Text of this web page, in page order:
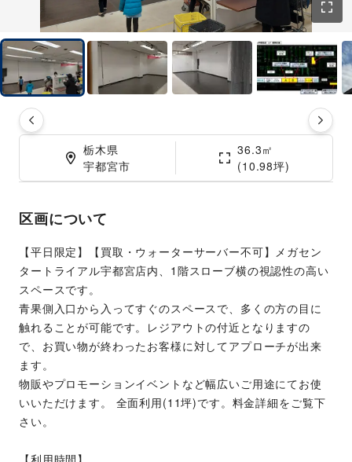
栃木県
宇都宮市
36.3㎡
(10.98坪)
区画について
【平日限定】【買取・ウォーターサーバー不可】メガセン
タートライアル宇都宮店内、1階スローブ横の視認性の高い
スペースです。
青果側入口から入ってすぐのスペースで、多くの方の目に
触れることが可能です。レジアウトの付近となりますの
で、お買い物が終わったお客様に対してアプローチが出来
ます。
物販やプロモーションイベントなど幅広いご用途にてお使
いいただけます。 全面利用(11坪)です。料金詳細をご覧下
さい。
【利用時間】